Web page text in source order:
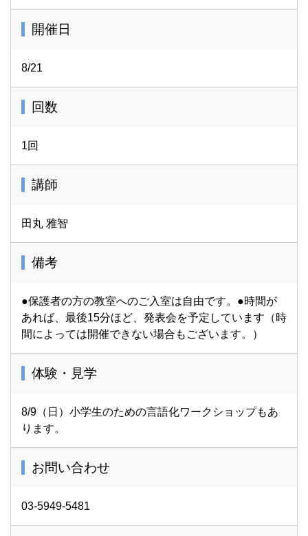
開催日
8/21
回数
1回
講師
田丸 雅智
備考
●保護者の方の教室へのご入室は自由です。●時間が
あれば、最後15分ほど、発表会を予定しています（時
間によっては開催できない場合もございます。）
体験・見学
8/9（日）小学生のための言語化ワークショップもあ
ります。
お問い合わせ
03-5949-5481